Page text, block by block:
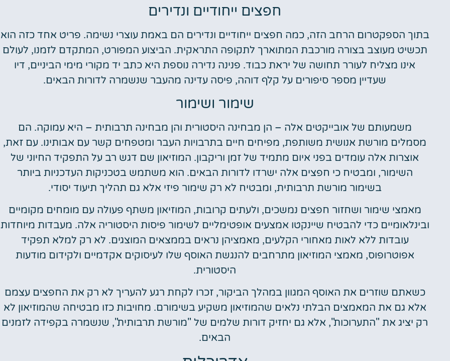
חפצים ייחודיים ונדירים
בתוך הספקטרום הרחב הזה, כמה חפצים ייחודיים ונדירים הם באמת עוצרי נשימה. פריט אחד כזה הוא
תכשיט מעוצב בצורה מורכבת המתוארך לתקופה התראקית. הביצוע המפורט, המתקדם לזמנו, לעולם
אינו מצליח לעורר תחושה של יראת כבוד. פנינה נדירה נוספת היא כתב יד מקורי מימי הביניים, דיו
שעדיין מספר סיפורים על קלף דוהה, פיסה עדינה מהעבר שנשמרה לדורות הבאים.
שימור ושימור
משמעותם של אובייקטים אלה – הן מבחינה היסטורית והן מבחינה תרבותית – היא עמוקה. הם
מסמלים מורשת אנושית משותפת, מפיחים חיים בתרבויות העבר ומטפחים קשר עם אבותינו. עם זאת,
אוצרות אלה עומדים בפני איום מתמיד של זמן וריקבון. המוזיאון שם דגש רב על התפקיד החיוני של
השימור, ומבטיח כי חפצים אלה ישרדו לדורות הבאים. הוא משתמש בטכניקות העדכניות ביותר
בשימור מורשת תרבותית, ומבטיח לא רק שימור פיזי אלא גם תהליך תיעוד יסודי.
מאמצי שימור ושחזור חפצים נמשכים, ולעתים קרובות, המוזיאון משתף פעולה עם מומחים מקומיים
ובינלאומיים כדי להבטיח שיינקטו אמצעים אופטימליים לשימור פיסות היסטוריה אלה. מעבדות מיוחדות
עובדות ללא לאות מאחורי הקלעים, מאמציהן נראים בממצאים המוצגים. לא רק למלא תפקיד
אפוטרופוס, מאמצי המוזיאון מתרחבים להנגשת האוסף שלו לעיסוקים אקדמיים ולקידום מודעות
היסטורית.
כשאתם שוזרים את האוסף המגוון במהלך הביקור, זכרו לקחת רגע להעריך לא רק את החפצים עצמם
אלא גם את המאמצים הבלתי נלאים שהמוזיאון משקיע בשימורם. מחויבות כזו מבטיחה שהמוזיאון לא
רק יציג את "התערוכות", אלא גם יחזיק דורות שלמים של "מורשת תרבותית", שנשמרה בקפידה לזמנים
הבאים.